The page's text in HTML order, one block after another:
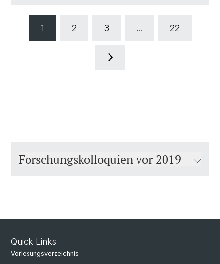
1 2 3 ... 22
Forschungskolloquien vor 2019
Quick Links
Vorlesungsverzeichnis